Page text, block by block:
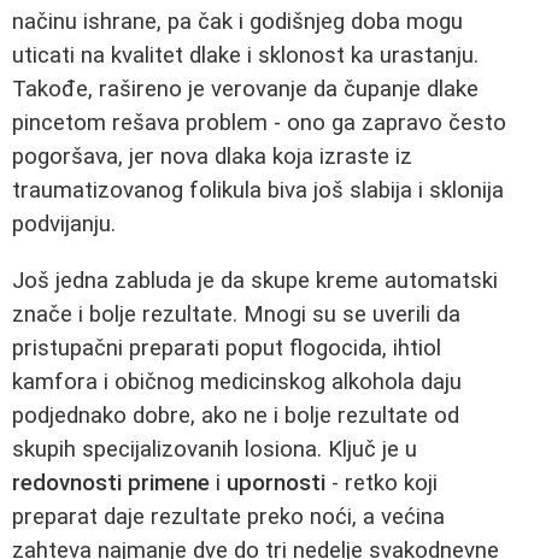
načinu ishrane, pa čak i godišnjeg doba mogu
uticati na kvalitet dlake i sklonost ka urastanju.
Takođe, rašireno je verovanje da čupanje dlake
pincetom rešava problem - ono ga zapravo često
pogoršava, jer nova dlaka koja izraste iz
traumatizovanog folikula biva još slabija i sklonija
podvijanju.
Još jedna zabluda je da skupe kreme automatski
znače i bolje rezultate. Mnogi su se uverili da
pristupačni preparati poput flogocida, ihtiol
kamfora i običnog medicinskog alkohola daju
podjednako dobre, ako ne i bolje rezultate od
skupih specijalizovanih losiona. Ključ je u
redovnosti primene i upornosti - retko koji
preparat daje rezultate preko noći, a većina
zahteva najmanje dve do tri nedelje svakodnevne